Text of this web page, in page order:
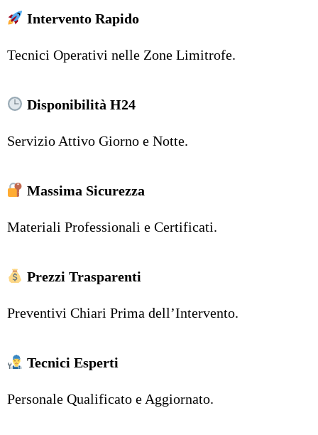
Intervento Rapido
Tecnici Operativi nelle Zone Limitrofe.
Disponibilità H24
Servizio Attivo Giorno e Notte.
Massima Sicurezza
Materiali Professionali e Certificati.
Prezzi Trasparenti
Preventivi Chiari Prima dell’Intervento.
Tecnici Esperti
Personale Qualificato e Aggiornato.